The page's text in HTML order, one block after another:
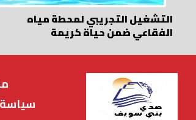
التشغيل التجريبي لمحطة مياه
الفقاعي ضمن حياة كريمة